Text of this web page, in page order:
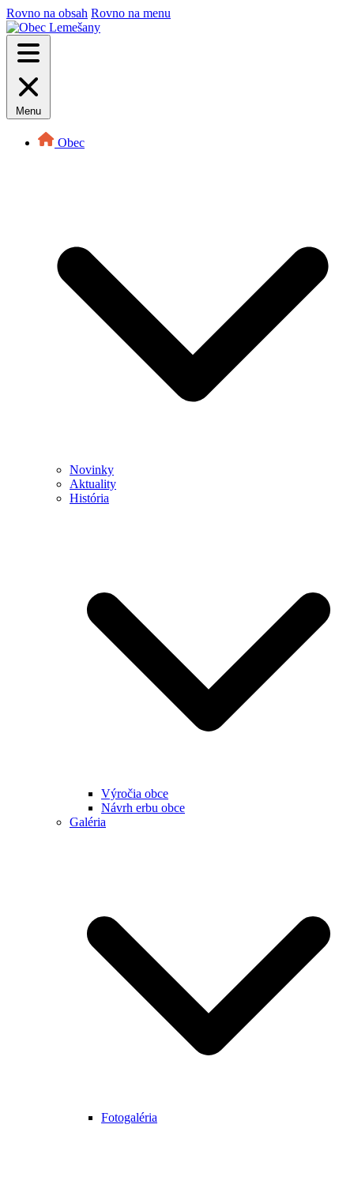
Rovno na obsah Rovno na menu
Menu
Obec
Novinky
Aktuality
História
Výročia obce
Návrh erbu obce
Galéria
Fotogaléria